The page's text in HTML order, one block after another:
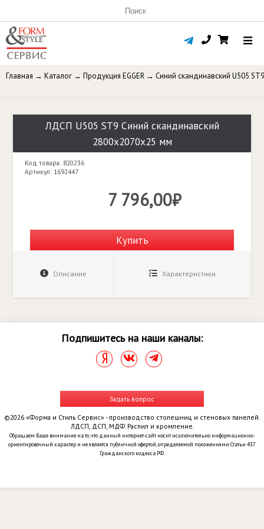
Главная → Каталог → Продукция EGGER → Синий скандинавский U505 ST9
ЛДСП U505 ST9 Синий скандинавский
2800x2070x25 мм
Код товара: 820236
Артикул: 1692447
7 796,00₽
Купить
Описание Характеристики
Подпишитесь на наши каналы:
Задать вопрос
©2026 «Форма и Стиль Сервис» - производство столешниц и стеновых панелей.
ЛДСП, ДСП, МДФ. Распил и кромление.
Обращаем Ваше внимание на то, что данный интернет-сайт носит исключительно информационно-
ориентировочный характер и не является публичной офертой, определяемой положениями Статьи 437
Гражданского кодекса РФ.